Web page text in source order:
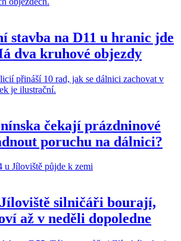
stavba na D11 u hranic jde
dva kruhové objezdy
čekají prázdninové
poruchu na dálnici?
silničáři bourají,
až v neděli dopoledne